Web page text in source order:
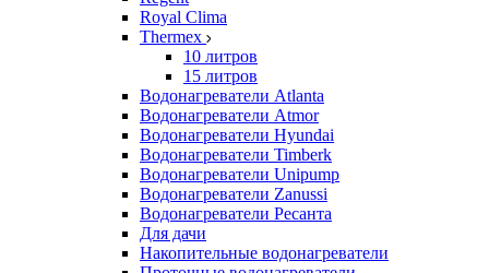
Royal Clima
Thermex
10 литров
15 литров
Водонагреватели Atlanta
Водонагреватели Atmor
Водонагреватели Hyundai
Водонагреватели Timberk
Водонагреватели Unipump
Водонагреватели Zanussi
Водонагреватели Ресанта
Для дачи
Накопительные водонагреватели